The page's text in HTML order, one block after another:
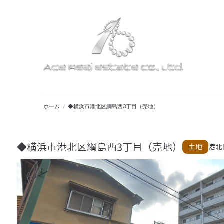
ホーム / ◆横浜市港北区綱島西3丁目（売地）
◆横浜市港北区綱島西3丁目（売地） 土地 港北